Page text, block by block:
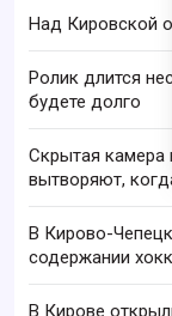
Над Кировской
Ролик длится
будете долго
Скрытая камера
вытворяют,
В Кирово-
содержании
В Кирове